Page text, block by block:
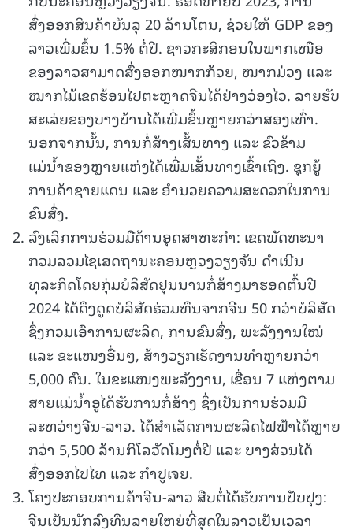
ສົ່ງອອກສິນຄ້າບັນລຸ 20 ລ້ານໂຕນ, ຊ່ວຍໃຫ້ GDP ຂອງ
ລາວເພີ່ມຂຶ້ນ 1.5% ຕໍ່ປີ. ຊາວກະສິກອນໃນພາກເໜືອ
ຂອງລາວສາມາດສົ່ງອອກໝາກກ້ວຍ, ໝາກມ່ວງ ແລະ
ໝາກໄມ້ເຂດຮ້ອນໄປຕະຫຼາດຈີນໄດ້ຢ່າງວ່ອງໄວ. ລາຍຮັບ
ສະເລ່ຍຂອງບາງບ້ານໄດ້ເພີ່ມຂຶ້ນຫຼາຍກວ່າສອງເທົ່າ.
ນອກຈາກນັ້ນ, ການກໍ່ສ້າງເສັ້ນທາງ ແລະ ຂົວຂ້າມ
ແມ່ນໍ້າຂອງຫຼາຍແຫ່ງໄດ້ເພີ່ມເສັ້ນທາງເຂົ້າເຖິງ. ຊຸກຍູ້
ການຄ້າຊາຍແດນ ແລະ ອຳນວຍຄວາມສະດວກໃນການ
ຂົນສົ່ງ.
ລົງເລິກການຮ່ວມມືດ້ານອຸດສາຫະກຳ: ເຂດພັດທະນາ
ກວມລວມໄຊເສດຖານະຄອນຫຼວງວຽງຈັນ ດຳເນີນ
ທຸລະກິດໂດຍກຸ່ມບໍລິສັດຢຸນນານກໍ່ສ້າງມາຮອດຕົ້ນປີ
2024 ໄດ້ດຶງດູດບໍລິສັດຮ່ວມທຶນຈາກຈີນ 50 ກວ່າບໍລິສັດ
ຊຶ່ງກວມເອົາການຜະລິດ, ການຂົນສົ່ງ, ພະລັງງານໃໝ່
ແລະ ຂະແໜງອື່ນໆ, ສ້າງວຽກເຮັດງານທຳຫຼາຍກວ່າ
5,000 ຄົນ. ໃນຂະແໜງພະລັງງານ, ເຂື່ອນ 7 ແຫ່ງຕາມ
ສາຍແມ່ນ້ຳອູໄດ້ຮັບການກໍ່ສ້າງ ຊຶ່ງເປັນການຮ່ວມມື
ລະຫວ່າງຈີນ-ລາວ. ໄດ້ສຳເລັດການຜະລິດໄຟຟ້າໄດ້ຫຼາຍ
ກວ່າ 5,500 ລ້ານກິໂລວັດໂມງຕໍ່ປີ ແລະ ບາງສ່ວນໄດ້
ສົ່ງອອກໄປໄທ ແລະ ກຳປູເຈຍ.
ໂຄງປະກອບການຄ້າຈີນ-ລາວ ສືບຕໍ່ໄດ້ຮັບການປັບປຸງ:
ຈີນເປັນນັກລົງທຶນລາຍໃຫຍ່ທີ່ສຸດໃນລາວເປັນເວລາ